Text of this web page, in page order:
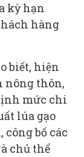
kỳ hạn
hàng
biết, hiện
nông thôn,
mức chi
lúa gạo
bố các
chủ thể